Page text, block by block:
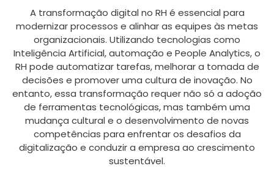
A transformação digital no RH é essencial para
modernizar processos e alinhar as equipes às metas
organizacionais. Utilizando tecnologias como
Inteligência Artificial, automação e People Analytics, o
RH pode automatizar tarefas, melhorar a tomada de
decisões e promover uma cultura de inovação. No
entanto, essa transformação requer não só a adoção
de ferramentas tecnológicas, mas também uma
mudança cultural e o desenvolvimento de novas
competências para enfrentar os desafios da
digitalização e conduzir a empresa ao crescimento
sustentável.